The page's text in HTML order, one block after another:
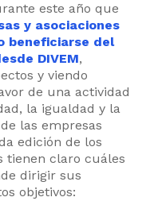
este año que
y asociaciones
beneficiarse del
DIVEM,
y viendo
de una actividad
la igualdad y la
las empresas
edición de los
tienen claro cuáles
dirigir sus
objetivos: